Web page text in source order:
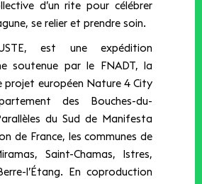
d’un rite pour célébrer
se relier et prendre soin.
est une expédition
soutenue par le FNADT, la
projet européen Nature 4 City
des Bouches-du-
du Sud de Manifesta
de France, les communes de
Saint-Chamas, Istres,
l’Étang. En coproduction